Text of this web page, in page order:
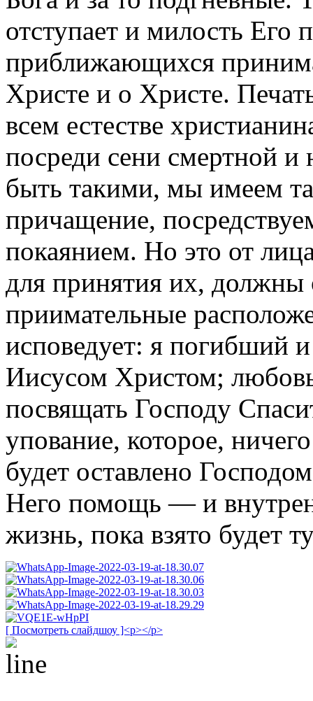
отступает и милость Его
приближающихся
Христе и о Христе.
всем естестве
посреди сени смертной и
быть такими, мы имеем
причащение,
покаянием. Но это от
для принятия их, должны
приимательные
исповедует: я погибший
Иисусом Христом;
посвящать Господу
упование, которое,
будет оставлено
Него помощь — и
жизнь, пока взято будет
[ Посмотреть слайдшоу ]<p></p>